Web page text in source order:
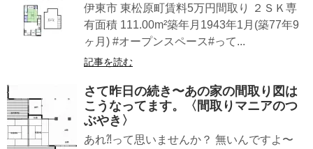
伊東市 東松原町賃料5万円間取り ２ＳＫ専
有面積 111.00m²築年月1943年1月(築77年9
ヶ月) #オープンスペース#って...
記事を読む
さて昨日の続き〜あの家の間取り図は
こうなってます。〈間取りマニアのつ
ぶやき〉
あれ⁈って思いませんか？ 無いんですよ〜